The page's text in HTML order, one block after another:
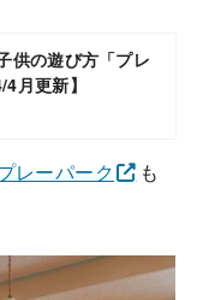
供の遊び方「プレ
月更新】
レーパーク
も